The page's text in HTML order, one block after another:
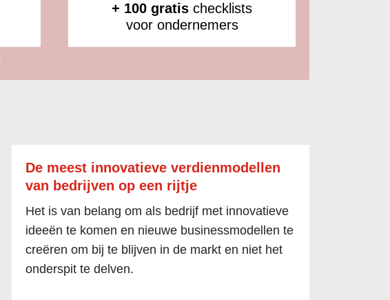
+ 100 gratis checklists
voor ondernemers
De meest innovatieve verdienmodellen
van bedrijven op een rijtje
Het is van belang om als bedrijf met innovatieve
ideeën te komen en nieuwe businessmodellen te
creëren om bij te blijven in de markt en niet het
onderspit te delven.